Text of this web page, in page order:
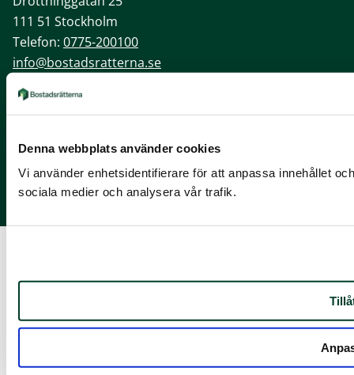
Denna webbplats använder cookies
Vi använder enhetsidentifierare för att anpassa innehållet
sociala medier och analysera vår trafik.
111 51 Stockholm
Telefon: 0775-200100
info@bostadsratterna.se
Sociala kanaler
Facebook
LinkedIn